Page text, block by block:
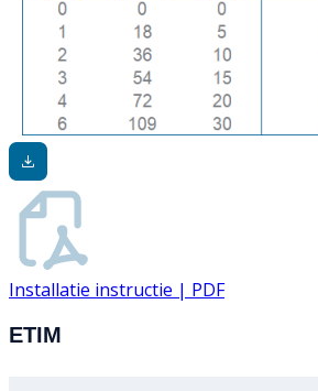
Installatie instructie | PDF
ETIM